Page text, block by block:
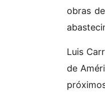
obras
Luis
de